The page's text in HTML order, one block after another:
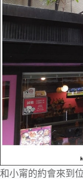
和小甯的約會來到